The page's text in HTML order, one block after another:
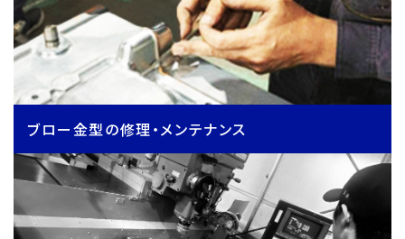
ブロー金型の修理・メンテナンス